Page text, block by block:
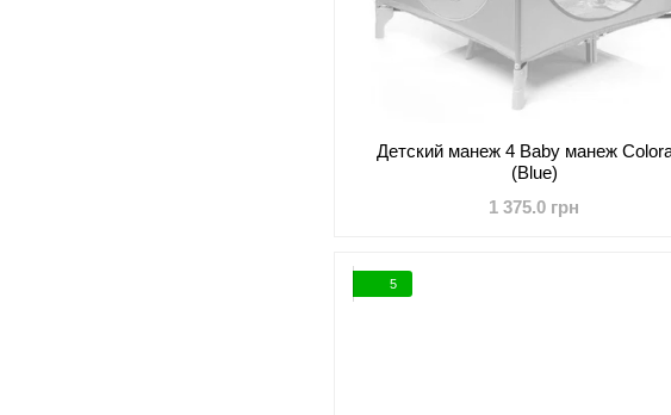
Детский манеж 4 Baby манеж
(Blue)
1 375.0 грн
5